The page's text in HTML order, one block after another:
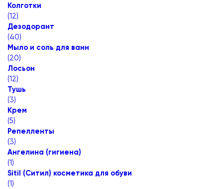
Колготки
(12)
Дезодорант
(40)
Мыло и соль для ванн
(20)
Лосьон
(12)
Тушь
(3)
Крем
(5)
Репелленты
(3)
Ангелина (гигиена)
(1)
Sitil (Ситил) косметика для обуви
(1)